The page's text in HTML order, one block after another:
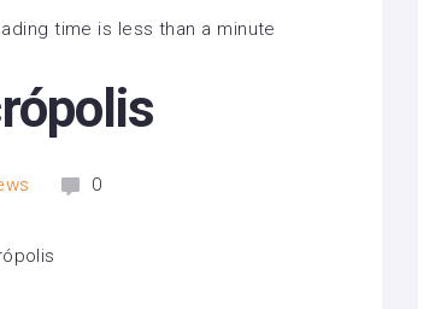
time is less than a minute
0